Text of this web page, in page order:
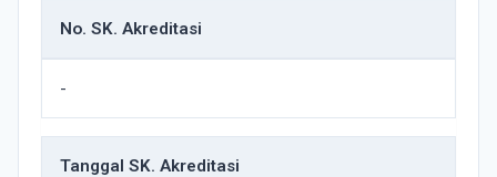
No. SK. Akreditasi
-
Tanggal SK. Akreditasi